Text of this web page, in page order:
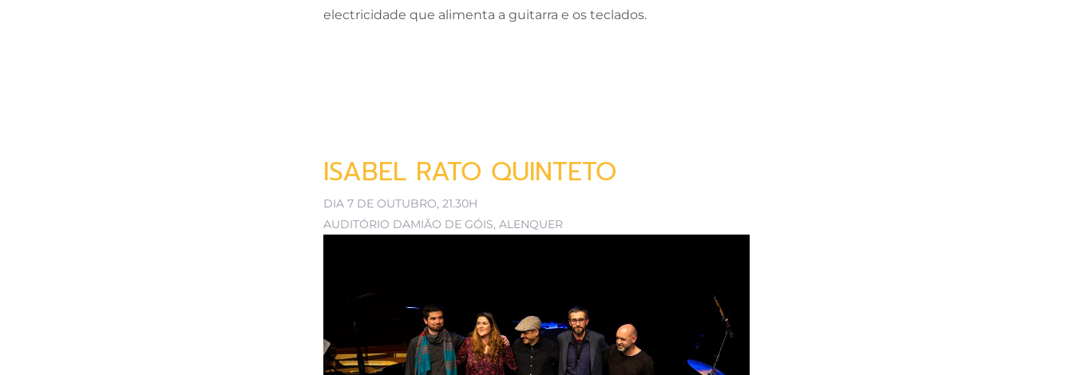
electricidade que alimenta a guitarra e os teclados.
ISABEL RATO QUINTETO
DIA 7 DE OUTUBRO, 21.30H
AUDITÓRIO DAMIÃO DE GÓIS, ALENQUER